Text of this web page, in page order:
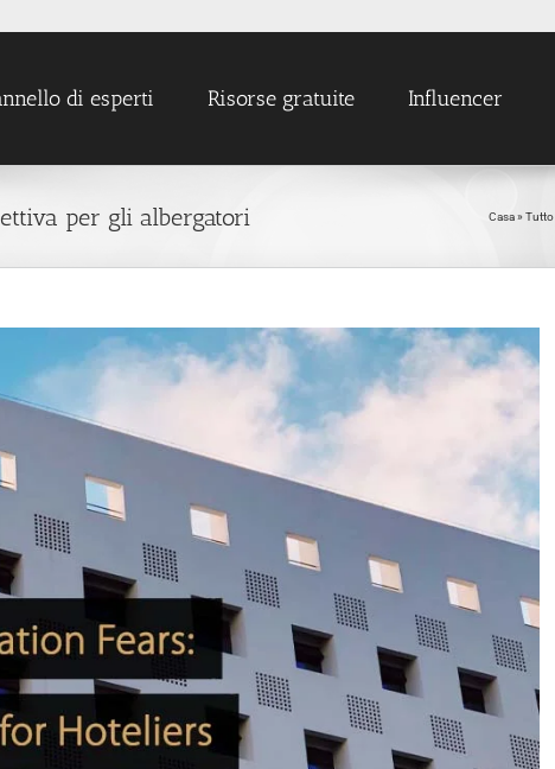
di esperti Risorse gratuite Influencer
per gli albergatori Casa» Tutto